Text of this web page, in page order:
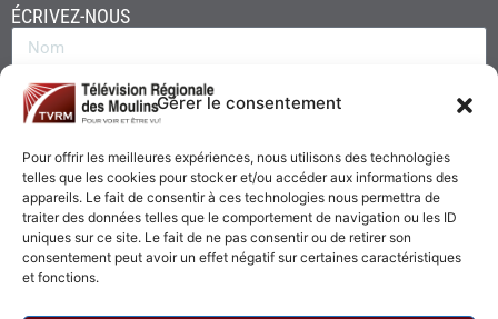
Gérer le consentement
Pour offrir les meilleures expériences, nous utilisons des technologies
telles que les cookies pour stocker et/ou accéder aux informations des
appareils. Le fait de consentir à ces technologies nous permettra de
traiter des données telles que le comportement de navigation ou les ID
uniques sur ce site. Le fait de ne pas consentir ou de retirer son
consentement peut avoir un effet négatif sur certaines caractéristiques
et fonctions.
ÉCRIVEZ-NOUS